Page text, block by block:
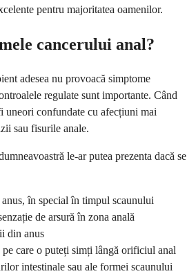
pentru majoritatea oamenilor.
cancerului anal?
adesea nu provoacă simptome
regulate sunt importante. Când
uneori confundate cu afecțiuni mai
sau fisurile anale.
le-ar putea prezenta dacă se
în special în timpul scaunului
de arsură în zona anală
din anus
pe care o puteți simți lângă orificiul anal
intestinale sau ale formei scaunului